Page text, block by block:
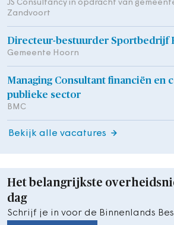
JS Consultancy in opdracht van
Zandvoort
Directeur-bestuurder Sportbedrijf
Gemeente Hoorn
Managing Consultant financiën en
publieke sector
BMC
Bekijk alle vacatures
Het belangrijkste
dag
Schrijf je in voor de Binnenlands